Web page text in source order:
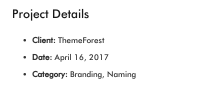
Project Details
Client: ThemeForest
Date: April 16, 2017
Category: Branding, Naming